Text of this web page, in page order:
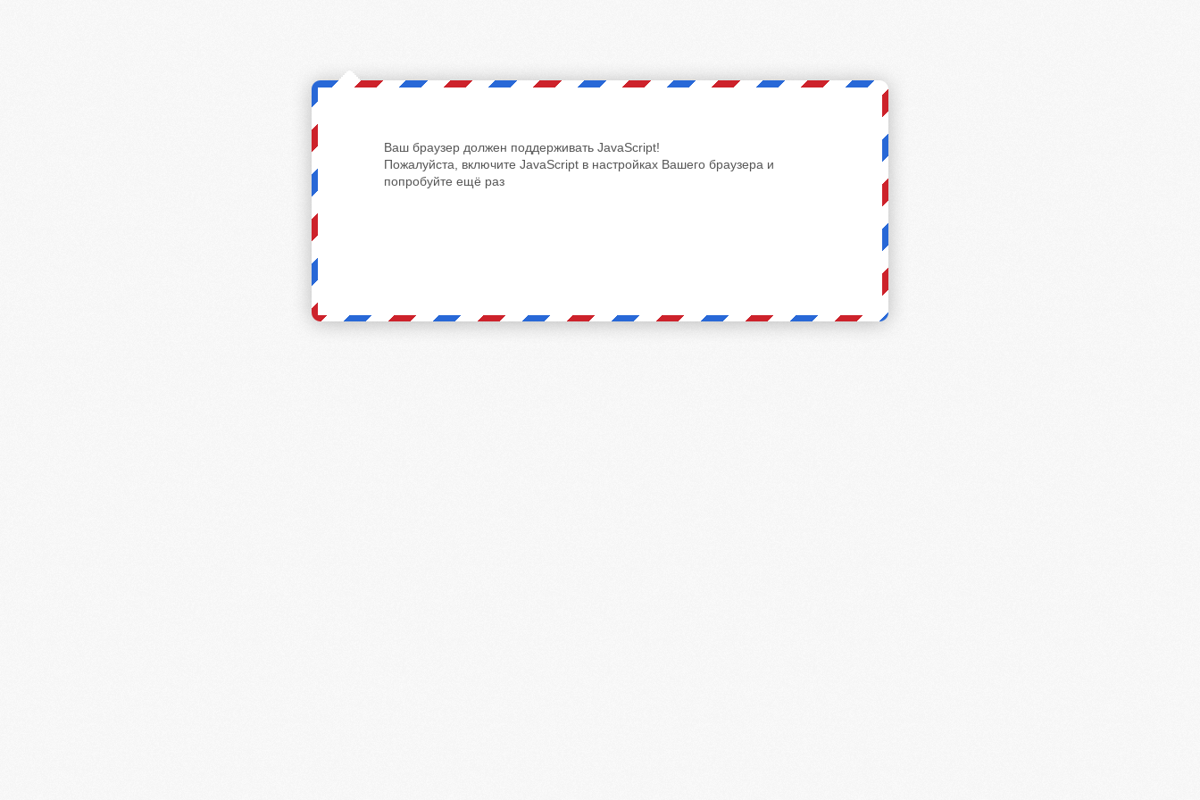
Ваш браузер должен поддерживать JavaScript!
Пожалуйста, включите JavaScript в настройках Вашего браузера и
попробуйте ещё раз